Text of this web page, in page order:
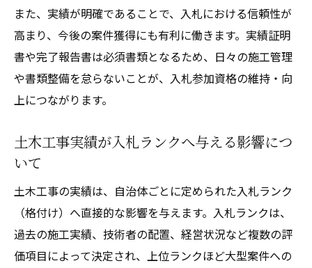
また、実績が明確であることで、入札における信頼性が
高まり、今後の案件獲得にも有利に働きます。実績証明
書や完了報告書は必須書類となるため、日々の施工管理
や書類整備を怠らないことが、入札参加資格の維持・向
上につながります。
土木工事実績が入札ランクへ与える影響につ
いて
土木工事の実績は、自治体ごとに定められた入札ランク
（格付け）へ直接的な影響を与えます。入札ランクは、
過去の施工実績、技術者の配置、経営状況など複数の評
価項目によって決定され、上位ランクほど大型案件への